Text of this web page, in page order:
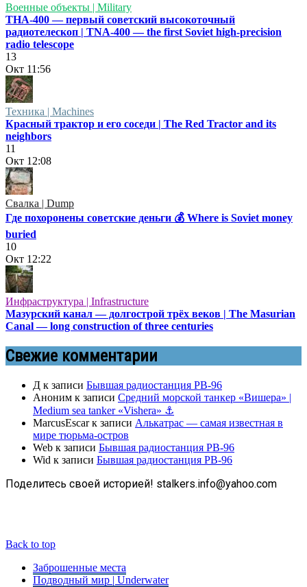
Военные объекты | Military
ТНА-400 — первый советский высокоточный
радиотелескоп | TNA-400 — the first Soviet high-precision
radio telescope
13
Окт 11:56
Техника | Machines
Красный трактор и его соседи | The Red Tractor and its
neighbors
11
Окт 12:08
Свалка | Dump
Где похоронены советские деньги 💰 Where is Soviet money
buried
10
Окт 12:22
Инфраструктура | Infrastructure
Мазурский канал — долгострой трёх веков | The Masurian
Canal — long construction of three centuries
Свежие комментарии
Д к записи Бывшая радиостанция РВ-96
Аноним к записи Средний морской танкер «Вишера» |
Medium sea tanker «Vishera» ⚓
MarcusEscarк записи Алькатрас — самая известная в
мире тюрьма-остров
Web к записи Бывшая радиостанция РВ-96
Wid к записи Бывшая радиостанция РВ-96
Поделитесь своей историей! stalkers.info@yahoo.com
Back to top
Заброшенные места
Подводный мир | Underwater